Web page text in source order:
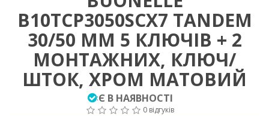
B10TCP3050SCX7 TANDEM
30/50 ММ 5 КЛЮЧІВ + 2
МОНТАЖНИХ, КЛЮЧ/
ШТОК, ХРОМ МАТОВИЙ
:Є В НАЯВНОСТІ
0 відгуків